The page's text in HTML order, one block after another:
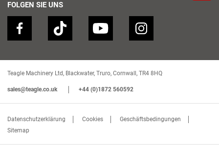
FOLGEN SIE UNS
Teagle Machinery Ltd, Blackwater, Truro, Cornwall, TR4 8HQ
sales@teagle.co.uk +44 (0)1872 560592
Datenschutzerklärung Cookies
Geschäftsbedingungen
Sitemap